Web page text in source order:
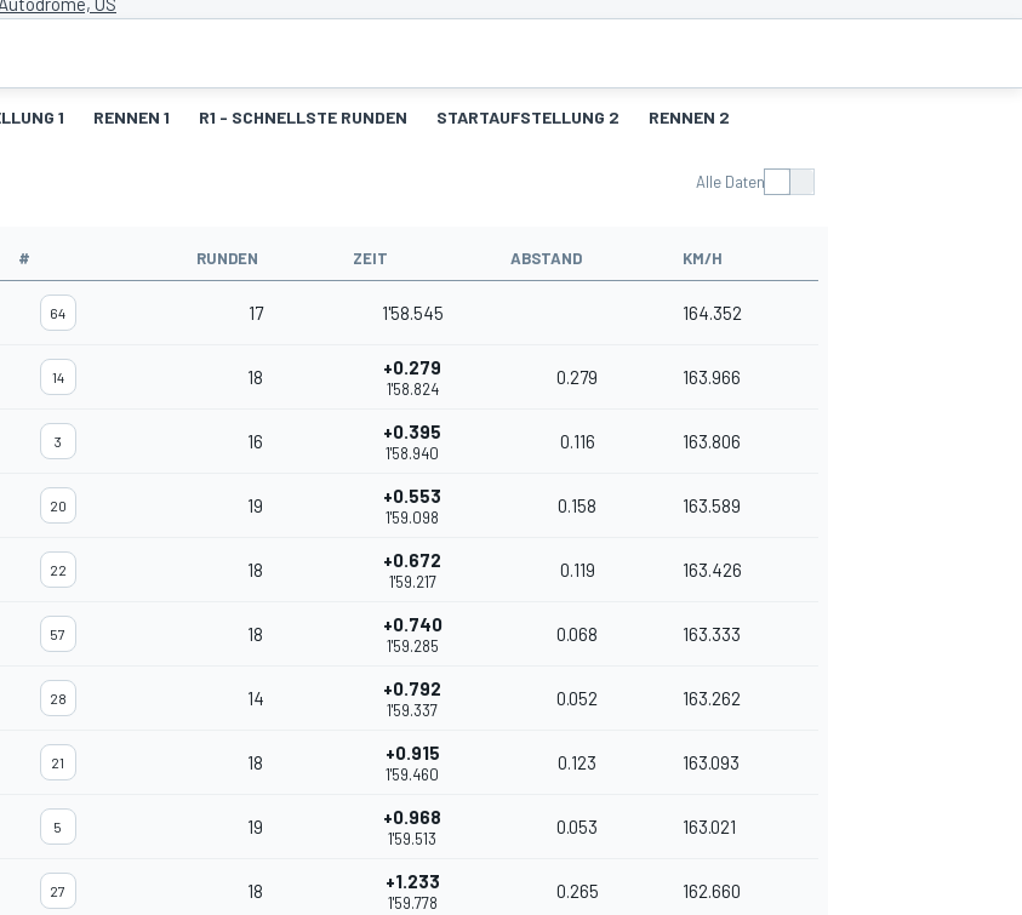
1 RENNEN 1 R1 - SCHNELLSTE RUNDEN STARTAUFSTELLUNG 2 RENNEN 2
Alle Daten
# RUNDEN ZEIT ABSTAND KM/H
64 17 1'58.545 164.352
14 18 +0.279
1'58.824
0.279 163.966
3 16 +0.395
1'58.940
0.116 163.806
20 19 +0.553
1'59.098
0.158 163.589
22 18 +0.672
1'59.217
0.119 163.426
57 18 +0.740
1'59.285
0.068 163.333
28 14 +0.792
1'59.337
0.052 163.262
21 18 +0.915
1'59.460
0.123 163.093
5 19 +0.968
1'59.513
0.053 163.021
27 18 +1.233
1'59.778
0.265 162.660